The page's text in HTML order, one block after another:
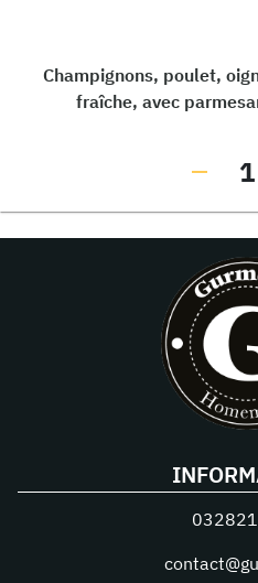
Champignons, poulet,
fraîche, avec
1